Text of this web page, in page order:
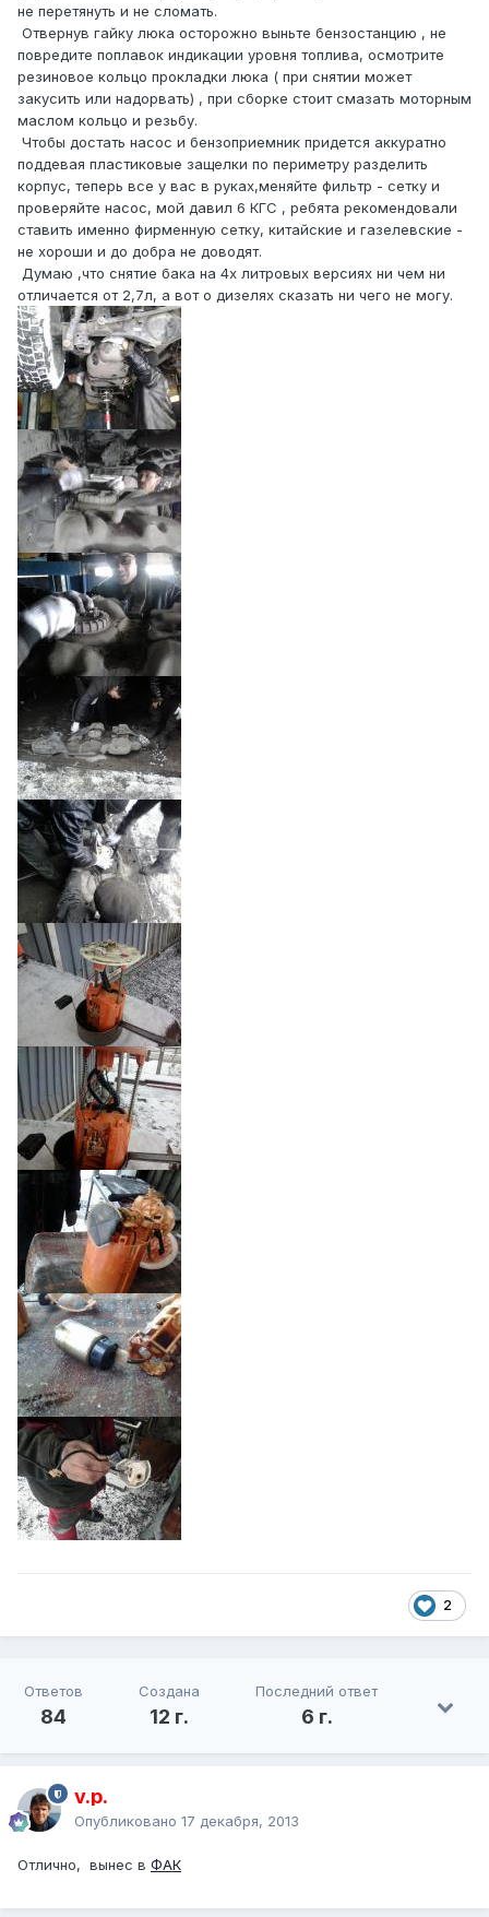
не перетянуть и не сломать.
Отвернув гайку люка осторожно выньте бензостанцию , не
повредите поплавок индикации уровня топлива, осмотрите
резиновое кольцо прокладки люка ( при снятии может
закусить или надорвать) , при сборке стоит смазать моторным
маслом кольцо и резьбу.
Чтобы достать насос и бензоприемник придется аккуратно
поддевая пластиковые защелки по периметру разделить
корпус, теперь все у вас в руках,меняйте фильтр - сетку и
проверяйте насос, мой давил 6 КГС , ребята рекомендовали
ставить именно фирменную сетку, китайские и газелевские -
не хороши и до добра не доводят.
Думаю ,что снятие бака на 4х литровых версиях ни чем ни
отличается от 2,7л, а вот о дизелях сказать ни чего не могу.
2
Ответов
84
Создана
12 г.
Последний ответ
6 г.
v.p.
Опубликовано 17 декабря, 2013
Отлично, вынес в ФАК